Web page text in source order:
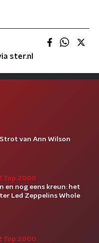
ster.nl
van Ann Wilson
Top 2000
en nog eens kreun: het
Led Zeppelins Whole
Top 2000